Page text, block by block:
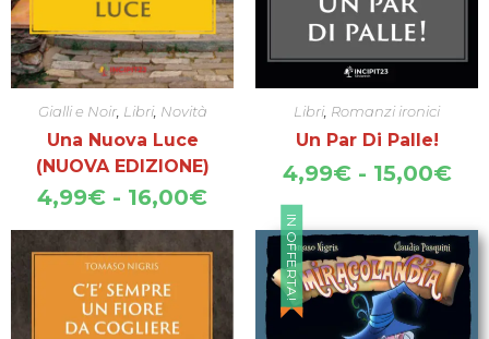
Gialli e Noir, Libri, Novità
Una Nuova Luce
(NUOVA EDIZIONE)
4,99€ - 16,00€Fascia
prezzo:
da
4,99€
a
16,00€
Libri Romanzi ironici
Un Par Di Palle!
4,99€ - 15,00€
da
a
IN OFFERTA!